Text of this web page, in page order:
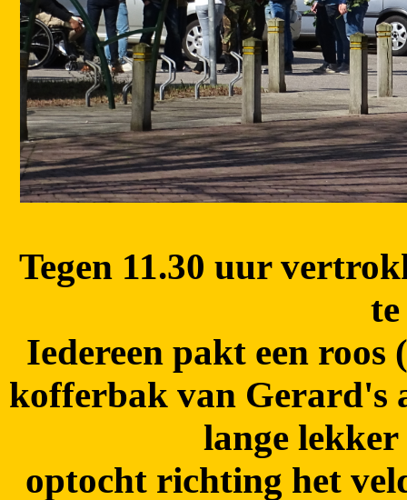
Tegen 11.30 uur
te
Iedereen pakt een roos
kofferbak van Gerard's
lange lekker
optocht richting het